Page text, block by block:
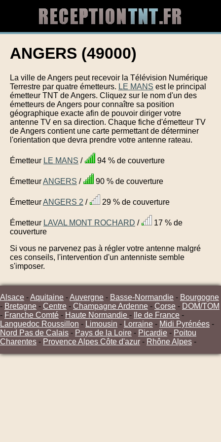
ANGERS (49000)
La ville de Angers peut recevoir la Télévision Numérique
Terrestre par quatre émetteurs. LE MANS est le principal
émetteur TNT de Angers. Cliquez sur le nom d'un des
émetteurs de Angers pour connaître sa position
géographique exacte afin de pouvoir diriger votre
antenne TV en sa direction. Chaque fiche d'émetteur TV
de Angers contient une carte permettant de déterminer
l'orientation que devra prendre votre antenne rateau.
Émetteur LE MANS / 94 % de couverture
ÉmetteurANGERS / 90 % de couverture
ÉmetteurANGERS 2 / 29 % de couverture
Émetteur LAVAL MONT ROCHARD /
17 % de
couverture
Si vous ne parvenez pas à régler votre antenne malgré
ces conseils, l'intervention d'un antenniste semble
s'imposer.
Alsace -Aquitaine -Auvergne - Basse-Normandie - Bourgogne
- Bretagne - Centre - Champagne Ardenne - Corse - DOM/TOM
- Franche Comté - Haute Normandie - Ile de France -
Languedoc Roussillon - Limousin - Lorraine - Midi Pyrénées -
Nord Pas de Calais - Pays de la Loire - Picardie - Poitou
Charentes - Provence Alpes Côte d'azur - Rhône Alpes -